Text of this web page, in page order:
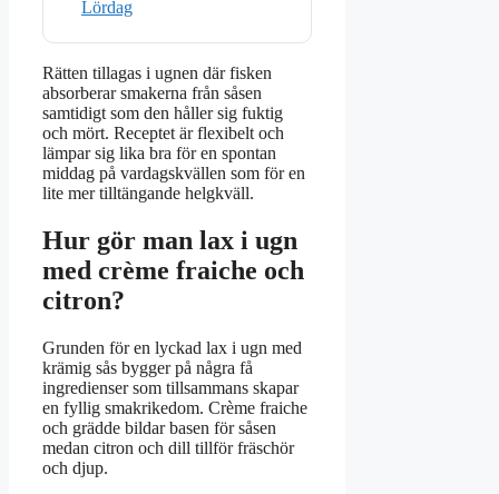
Lördag
Rätten tillagas i ugnen där fisken
absorberar smakerna från såsen
samtidigt som den håller sig fuktig
och mört. Receptet är flexibelt och
lämpar sig lika bra för en spontan
middag på vardagskvällen som för en
lite mer tilltängande helgkväll.
Hur gör man lax i ugn
med crème fraiche och
citron?
Grunden för en lyckad lax i ugn med
krämig sås bygger på några få
ingredienser som tillsammans skapar
en fyllig smakrikedom. Crème fraiche
och grädde bildar basen för såsen
medan citron och dill tillför fräschör
och djup.